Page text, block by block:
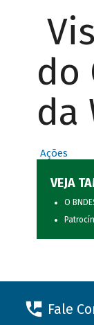
do
da
Ações
VEJA
O
Fale